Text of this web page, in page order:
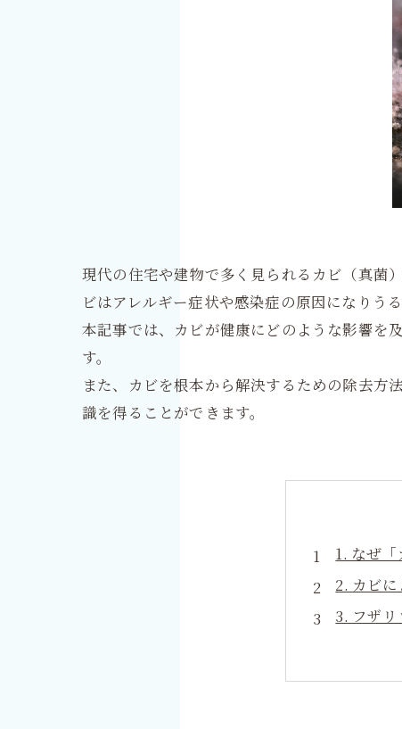
現代の住宅や建物で多く見られるカビ（真菌
ビはアレルギー症状や感染症の原因になりう
本記事では、カビが健康にどのような影響を
す。
また、カビを根本から解決するための除去
識を得ることができます。
1. なぜ「
2. カビ
3. フザ
4. 健康
5. カビ